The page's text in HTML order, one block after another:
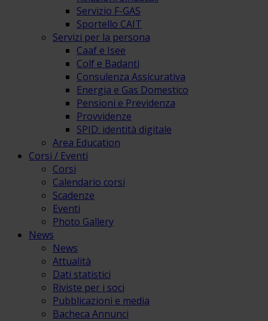
Servizio F-GAS
Sportello CAIT
Servizi per la persona
Caaf e Isee
Colf e Badanti
Consulenza Assicurativa
Energia e Gas Domestico
Pensioni e Previdenza
Provvidenze
SPID: identità digitale
Area Education
Corsi / Eventi
Corsi
Calendario corsi
Scadenze
Eventi
Photo Gallery
News
News
Attualità
Dati statistici
Riviste per i soci
Pubblicazioni e media
Bacheca Annunci